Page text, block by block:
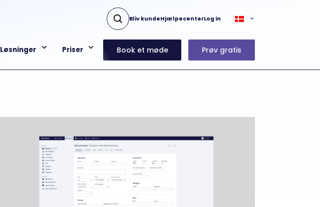
Løsninger Priser Book et møde Prøv gratis
Bliv kundeHjælpecenterLog in